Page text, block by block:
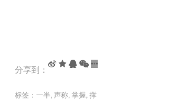
分享到：
标签： 一半 声称 掌握 撑